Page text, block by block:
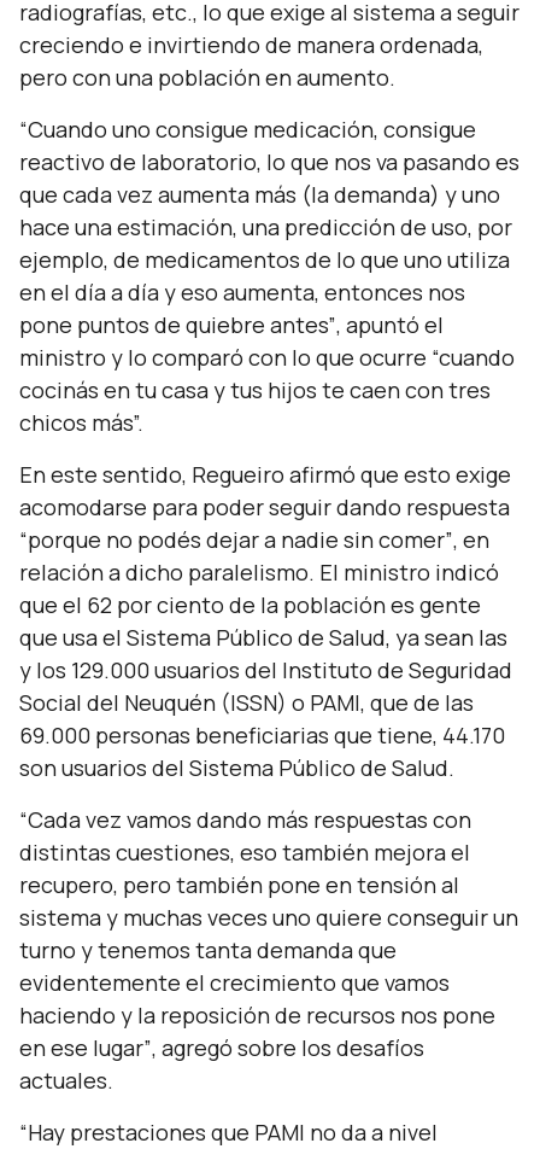
radiografías, etc., lo que exige al sistema a seguir
creciendo e invirtiendo de manera ordenada,
pero con una población en aumento.
“Cuando uno consigue medicación, consigue
reactivo de laboratorio, lo que nos va pasando es
que cada vez aumenta más (la demanda) y uno
hace una estimación, una predicción de uso, por
ejemplo, de medicamentos de lo que uno utiliza
en el día a día y eso aumenta, entonces nos
pone puntos de quiebre antes”, apuntó el
ministro y lo comparó con lo que ocurre “cuando
cocinás en tu casa y tus hijos te caen con tres
chicos más”.
En este sentido, Regueiro afirmó que esto exige
acomodarse para poder seguir dando respuesta
“porque no podés dejar a nadie sin comer”, en
relación a dicho paralelismo. El ministro indicó
que el 62 por ciento de la población es gente
que usa el Sistema Público de Salud, ya sean las
y los 129.000 usuarios del Instituto de Seguridad
Social del Neuquén (ISSN) o PAMI, que de las
69.000 personas beneficiarias que tiene, 44.170
son usuarios del Sistema Público de Salud.
“Cada vez vamos dando más respuestas con
distintas cuestiones, eso también mejora el
recupero, pero también pone en tensión al
sistema y muchas veces uno quiere conseguir un
turno y tenemos tanta demanda que
evidentemente el crecimiento que vamos
haciendo y la reposición de recursos nos pone
en ese lugar”, agregó sobre los desafíos
actuales.
“Hay prestaciones que PAMI no da a nivel